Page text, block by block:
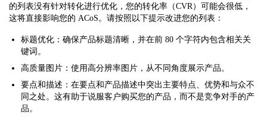
的列表没有针对转化进行优化，您的转化率（CVR）可能会很低，
这将直接影响您的 ACoS。请按照以下提示改进您的列表：
标题优化：确保产品标题清晰，并在前 80 个字符内包含相关关
键词。
高质量图片：使用高分辨率图片，从不同角度展示产品。
要点和描述：在要点和产品描述中突出主要特点、优势和与众不
同之处。这有助于说服客户购买您的产品，而不是竞争对手的产
品。